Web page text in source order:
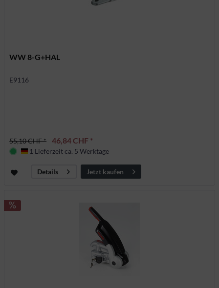
WW 8-G+HAL
E9116
55,10 CHF * 46,84 CHF *
Deutschland
1 Lieferzeit ca. 5 Werktage
Details Jetzt kaufen